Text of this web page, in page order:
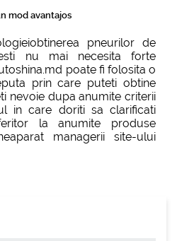
mod avantajos
pneurilor de
nu mai necesita forte
poate fi folosita o
prin care puteti obtine
nevoie dupa anumite criterii
in care doriti sa clarificati
la anumite produse
managerii site-ului